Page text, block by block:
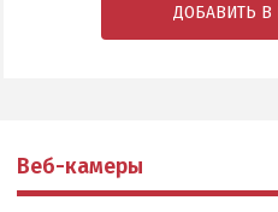
ДОБАВИТЬ В
Веб-камеры